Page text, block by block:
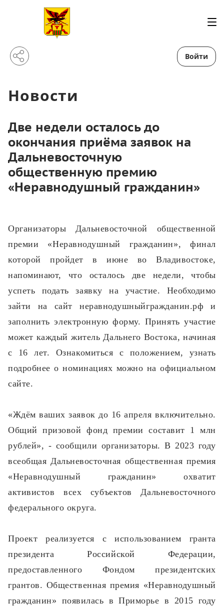
Войти
Новости
Две недели осталось до
окончания приёма заявок на
Дальневосточную
общественную премию
«Неравнодушный гражданин»
Организаторы Дальневосточной общественной
премии «Неравнодушный гражданин», финал
которой пройдет в июне во Владивостоке,
напоминают, что осталось две недели, чтобы
успеть подать заявку на участие. Необходимо
зайти на сайт неравнодушныйгражданин.рф и
заполнить электронную форму. Принять участие
может каждый житель Дальнего Востока, начиная
с 16 лет. Ознакомиться с положением, узнать
подробнее о номинациях можно на официальном
сайте.
«Ждём ваших заявок до 16 апреля включительно.
Общий призовой фонд премии составит 1 млн
рублей», - сообщили организаторы. В 2023 году
всеобщая Дальневосточная общественная премия
«Неравнодушный гражданин» охватит
активистов всех субъектов Дальневосточного
федерального округа.
Проект реализуется с использованием гранта
президента Российской Федерации,
предоставленного Фондом президентских
грантов. Общественная премия «Неравнодушный
гражданин» появилась в Приморье в 2015 году